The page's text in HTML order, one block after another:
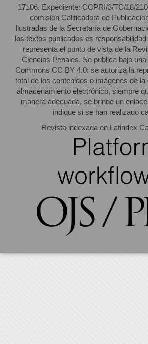
17106. Expediente: CCPRI/3/TC/18/
comisión Calificadora de
Ilustradas de la Secretaría de
los textos publicados es
representa el punto de vista de la
Ciencias Penales. Se publica bajo
Commons CC BY 4.0: se autoriza la
total de los contenidos o imágenes de
almacenamiento electrónico, siempre
manera adecuada, se brinde un
indique si se han realizado
Revista indexada en Latindex